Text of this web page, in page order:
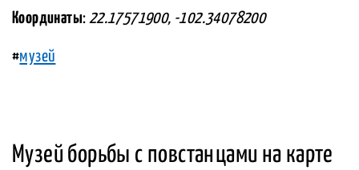
Координаты: 22.17571900, -102.34078200
#музей
Музей борьбы с повстанцами на карте